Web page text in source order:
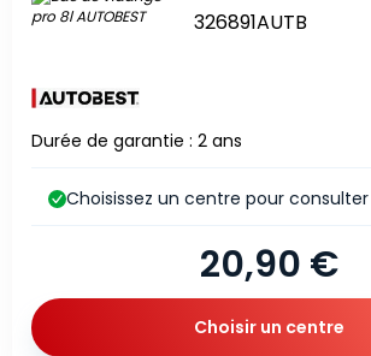
326891AUTB
Durée de garantie : 2 ans
20,90 €
Choisissez un centre pour
Choisir un centre